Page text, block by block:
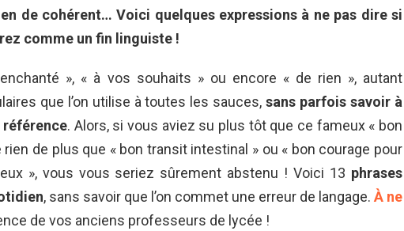
de cohérent… Voici quelques expressions à ne pas dire si
comme un fin linguiste !
», « à vos souhaits » ou encore « de rien », autant
que l’on utilise à toutes les sauces,sans parfois savoir à
. Alors, si vous aviez su plus tôt que ce fameux « bon
de plus que « bon transit intestinal » ou « bon courage pour
», vous vous seriez sûrement abstenu ! Voici 13 phrases
, sans savoir que l’on commet une erreur de langage. À ne
de vos anciens professeurs de lycée !